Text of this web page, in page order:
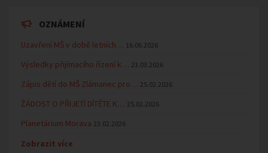
OZNÁMENÍ
Uzavření MŠ v době letních… 16.06.2026
Výsledky přijímacího řízení k… 23.03.2026
Zápis dětí do MŠ Zlámanec pro… 25.02.2026
ŽÁDOST O PŘIJETÍ DÍTĚTE K… 25.02.2026
Planetárium Morava 23.02.2026
Zobrazit více